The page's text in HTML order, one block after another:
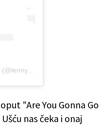
"Are You Gonna Go
nas čeka i onaj